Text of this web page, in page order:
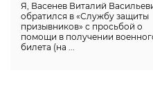
Я, Васенев Виталий
обратился в «Службу защиты
призывников» с просьбой о
помощи в получении
билета (на ...